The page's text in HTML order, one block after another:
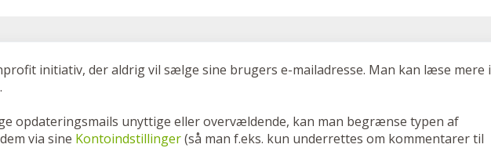
initiativ, der aldrig vil sælge sine brugers e-mailadresse. Man kan læse mere i
.
opdateringsmails unyttige eller overvældende, kan man begrænse typen af
via sine Kontoindstillinger(så man f.eks. kun underrettes om kommentarer til